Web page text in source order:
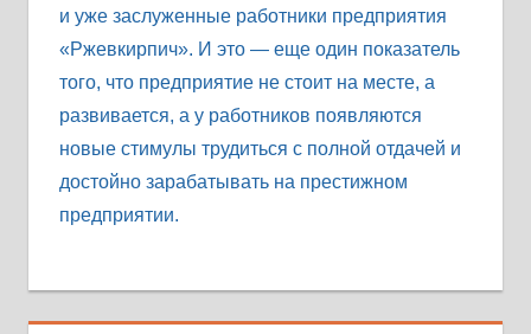
и уже заслуженные работники предприятия
«Ржевкирпич». И это — еще один показатель
того, что предприятие не стоит на месте, а
развивается, а у работников появляются
новые стимулы трудиться с полной отдачей и
достойно зарабатывать на престижном
предприятии.